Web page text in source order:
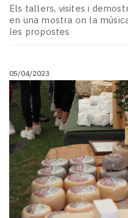
Els tallers, visites i
en una mostra on la
les propostes
05/04/2023